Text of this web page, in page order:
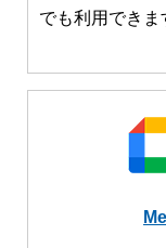
でも利用できま